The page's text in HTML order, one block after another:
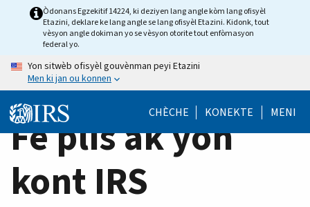
HomeÒdonans Egzekitif 14224, ki deziyen lang angle kòm lang ofisyèl
Etazini, deklare ke lang angle se lang ofisyèl Etazini. Kidonk, tout
vèsyon angle dokiman yo se vèsyon otorite tout enfòmasyon
federal yo.
Yon sitwèb ofisyèl gouvènman peyi Etazini
Men ki jan ou konnen
CHÈCHE KONEKTE MENI
Fè plis ak yon
kont IRS